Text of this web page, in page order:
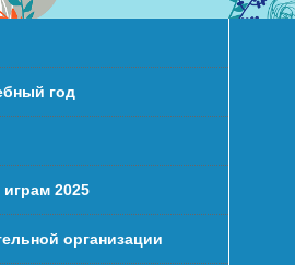
год
2025
организации